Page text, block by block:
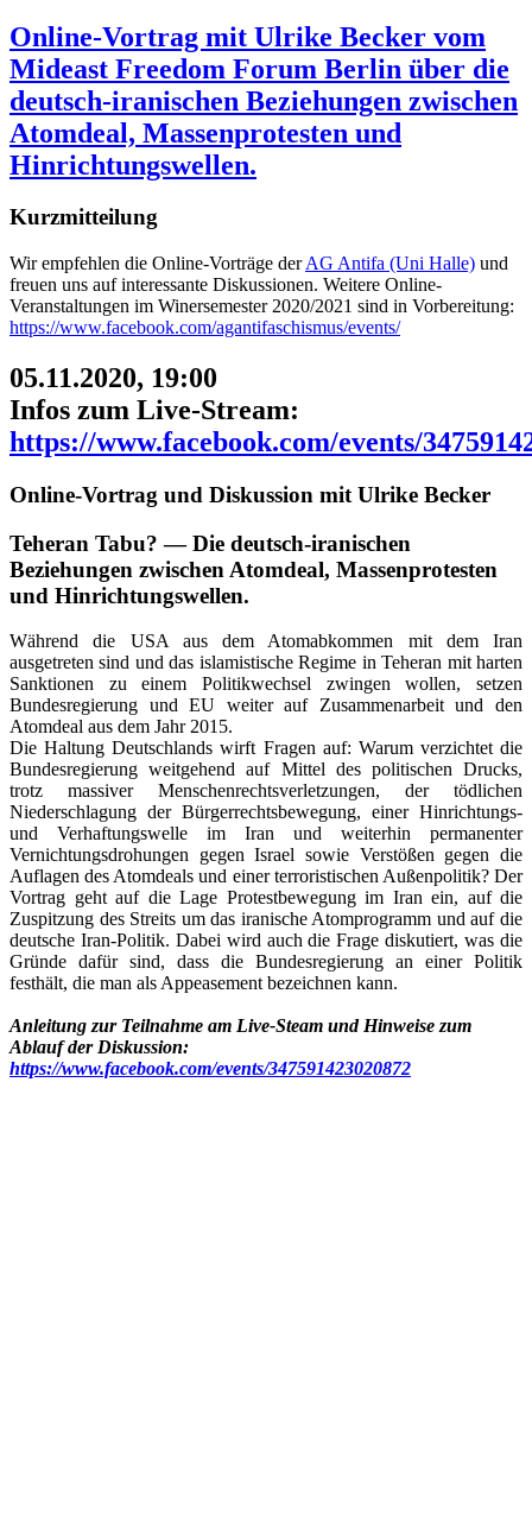
Online-Vortrag mit Ulrike Becker vom
Mideast Freedom Forum Berlin über die
deutsch-iranischen Beziehungen zwischen
Atomdeal, Massenprotesten und
Hinrichtungswellen.
Kurzmitteilung
Wir empfehlen die Online-Vorträge derAG Antifa (Uni Halle) und
freuen uns auf interessante Diskussionen. Weitere Online-
Veranstaltungen im Winersemester 2020/2021 sind in Vorbereitung:
https://www.facebook.com/agantifaschismus/events/
05.11.2020, 19:00
Infos zum Live-Stream:
https://www.facebook.com/events/
Online-Vortrag und Diskussion mit Ulrike Becker
Teheran Tabu? — Die deutsch-iranischen
Beziehungen zwischen Atomdeal, Massenprotesten
und Hinrichtungswellen.
Während die USA aus dem Atomabkommen mit dem Iran
ausgetreten sind und das islamistische Regime in Teheran mit harten
Sanktionen zu einem Politikwechsel zwingen wollen, setzen
Bundesregierung und EU weiter auf Zusammenarbeit und den
Atomdeal aus dem Jahr 2015.
Die Haltung Deutschlands wirft Fragen auf: Warum verzichtet die
Bundesregierung weitgehend auf Mittel des politischen Drucks,
trotz massiver Menschenrechtsverletzungen, der tödlichen
Niederschlagung der Bürgerrechtsbewegung, einer Hinrichtungs-
und Verhaftungswelle im Iran und weiterhin permanenter
Vernichtungsdrohungen gegen Israel sowie Verstößen gegen die
Auflagen des Atomdeals und einer terroristischen Außenpolitik? Der
Vortrag geht auf die Lage Protestbewegung im Iran ein, auf die
Zuspitzung des Streits um das iranische Atomprogramm und auf die
deutsche Iran-Politik. Dabei wird auch die Frage diskutiert, was die
Gründe dafür sind, dass die Bundesregierung an einer Politik
festhält, die man als Appeasement bezeichnen kann.
Anleitung zur Teilnahme am Live-Steam und Hinweise zum
Ablauf der Diskussion:
https://www.facebook.com/events/347591423020872